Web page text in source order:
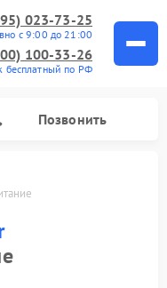
023-73-25
с 9:00 до 21:00
100-33-26
бесплатный по РФ
Позвонить